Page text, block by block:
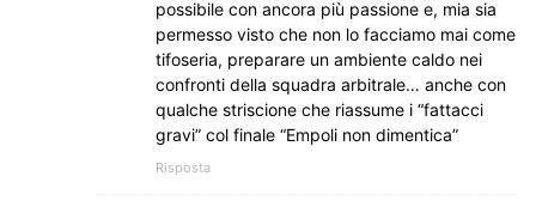
possibile con ancora più passione e, mia sia
permesso visto che non lo facciamo mai come
tifoseria, preparare un ambiente caldo nei
confronti della squadra arbitrale… anche con
qualche striscione che riassume i “fattacci
gravi” col finale “Empoli non dimentica”
Risposta